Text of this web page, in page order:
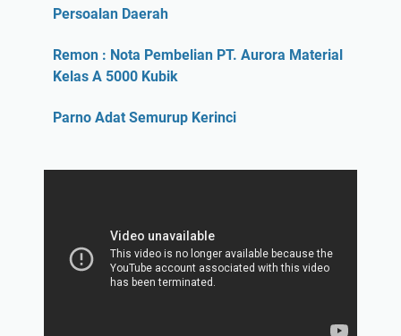
Persoalan Daerah
Remon : Nota Pembelian PT. Aurora Material
Kelas A 5000 Kubik
Parno Adat Semurup Kerinci